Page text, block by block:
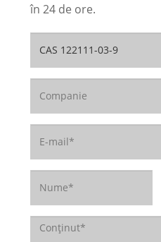
în 24 de ore.